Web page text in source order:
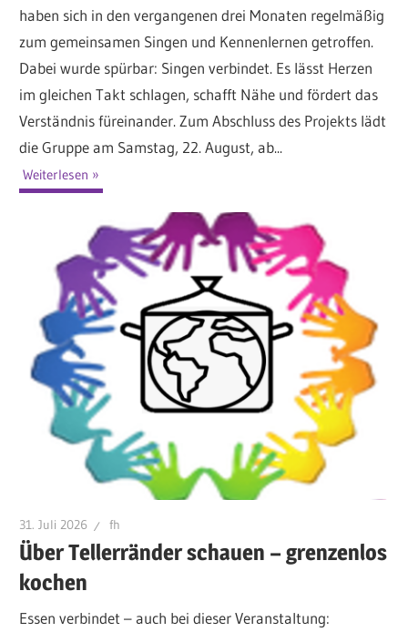
haben sich in den vergangenen drei Monaten regelmäßig
zum gemeinsamen Singen und Kennenlernen getroffen.
Dabei wurde spürbar: Singen verbindet. Es lässt Herzen
im gleichen Takt schlagen, schafft Nähe und fördert das
Verständnis füreinander. Zum Abschluss des Projekts lädt
die Gruppe am Samstag, 22. August, ab...
Weiterlesen
31. Juli 2026 fh
Über Tellerränder schauen – grenzenlos
kochen
Essen verbindet – auch bei dieser Veranstaltung: